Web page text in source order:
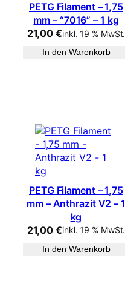
PETG Filament – 1,75
mm – “7016” – 1 kg
21,00€inkl. 19 % MwSt.
In den Warenkorb
PETG Filament – 1,75
mm – Anthrazit V2 – 1
kg
21,00€inkl. 19 % MwSt.
In den Warenkorb